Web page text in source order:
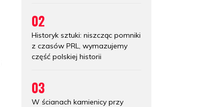
02
Historyk sztuki: niszcząc pomniki
z czasów PRL, wymazujemy
część polskiej historii
03
W ścianach kamienicy przy